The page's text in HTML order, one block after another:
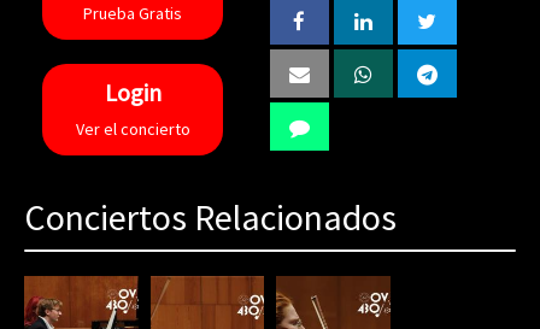
Prueba Gratis
Login
Ver el concierto
Conciertos Relacionados
(danger)